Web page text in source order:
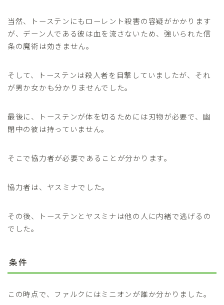
当然、トーステンにもローレント殺害の容疑がかかります
が、デーン人である彼は血を流さないため、強いられた信
条の魔術は効きません。
そして、トーステンは殺人者を目撃していましたが、それ
が男か女かも分かりませんでした。
最後に、トーステンが体を切るためには刃物が必要で、幽
閉中の彼は持っていません。
そこで協力者が必要であることが分かります。
協力者は、ヤスミナでした。
その後、トーステンとヤスミナは他の人に内緒で逃げるの
でした。
条件
この時点で、ファルクにはミニオンが誰か分かりました。